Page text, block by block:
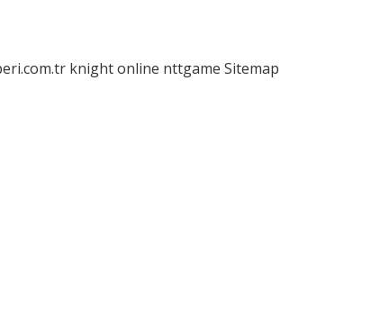
knight online nttgame Sitemap